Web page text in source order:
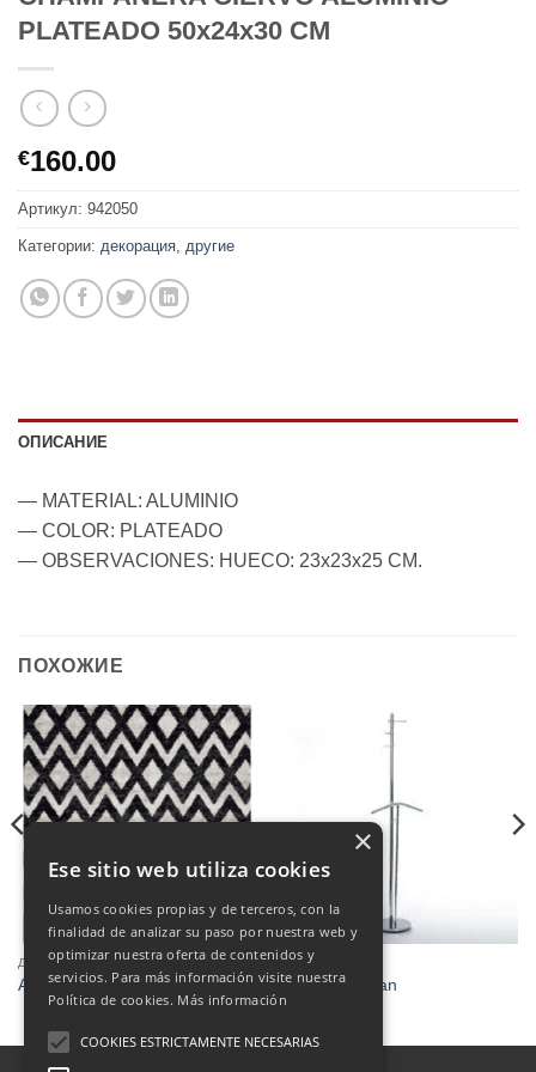
PLATEADO 50x24x30 CM
€160.00
Артикул: 942050
Категории: декорация другие
ОПИСАНИЕ
— MATERIAL: ALUMINIO
— COLOR: PLATEADO
— OBSERVACIONES: HUECO: 23x23x25 CM.
ПОХОЖИЕ
ДЕКОРАЦИЯ
Alfombra 1.60 x 2.30
ДЕКОРАЦИЯ
Perchero-galan
×
Ese sitio web utiliza cookies
Usamos cookies propias y de terceros, con la
finalidad de analizar su paso por nuestra web y
optimizar nuestra oferta de contenidos y
servicios. Para más información visite nuestra
Política de cookies. Más información
COOKIES ESTRICTAMENTE NECESARIAS